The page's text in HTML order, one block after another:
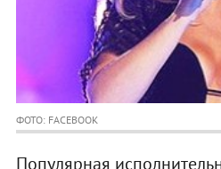
ФОТО: FACEBOOK
Популярная